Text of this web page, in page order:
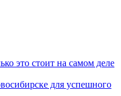
это стоит на самом деле
для успешного